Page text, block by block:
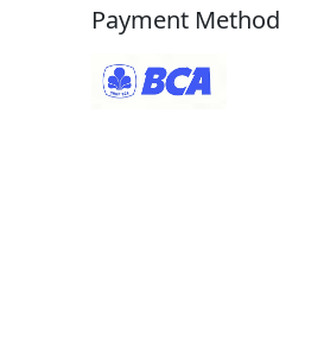
Payment Method